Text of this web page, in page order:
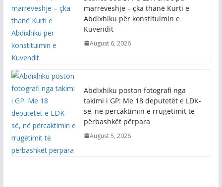
Seanca sot, LVV e LDK ende pa
marrëveshje – çka thanë Kurti e
Abdixhiku për konstituimin e
Kuvendit
Abdixhiku poston fotografi nga
takimi i GP: Me 18 deputetët e LDK-
së, në përcaktimin e rrugëtimit të
përbashkët përpara